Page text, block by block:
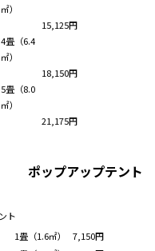
㎡）
15,125円
4畳（6.4
㎡）
18,150円
5畳（8.0
㎡）
21,175円
ポップアップテント
1畳（1.6㎡）
7,150円